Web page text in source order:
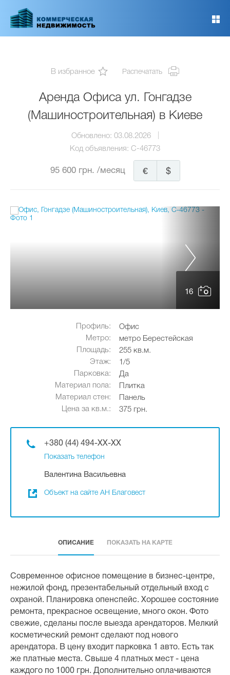
основному
В избранное Распечатать
Аренда Офиса ул. Гонгадзе
(Машиностроительная) в Киеве
Обновлено: 03.08.2026
Код объявления: C-46773
95 600 грн. /месяц $
€
16
Профиль:
Офис
Метро:
метро Берестейская
Площадь:
255 кв.м.
Этаж:
1/5
Парковка:
Да
Материал пола:
Плитка
Материал стен:
Панель
Цена за кв.м.:
375 грн.
+380 (44) 494-XX-XX
Показать телефон
Валентина Васильевна
Объект на сайте АН Благовест
ОПИСАНИЕ ПОКАЗАТЬ НА КАРТЕ
Современное офисное помещение в бизнес-центре,
нежилой фонд, презентабельный отдельный вход с
охраной. Планировка опенспейс. Хорошее состояние
ремонта, прекрасное освещение, много окон. Фото
свежие, сделаны после выезда арендаторов. Мелкий
косметический ремонт сделают под нового
арендатора. В цену входит парковка 1 авто. Есть так
же платные места. Свыше 4 платных мест - цена
каждого по 1000 грн. Дополнительно оплачиваются